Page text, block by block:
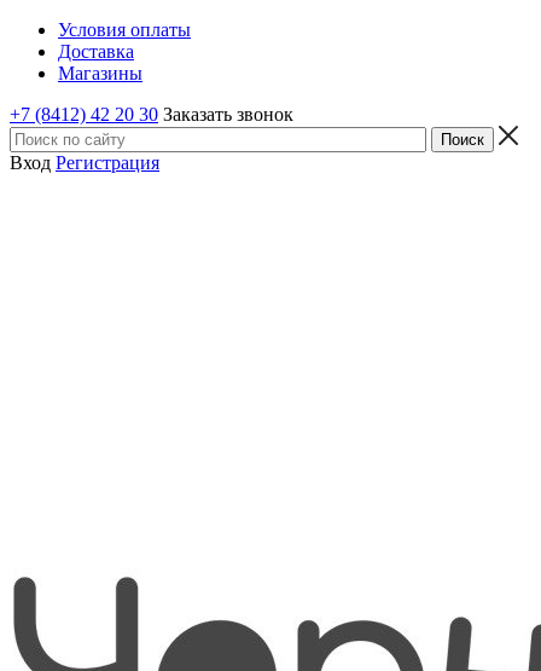
Условия оплаты
Доставка
Магазины
+7 (8412) 42 20 30 Заказать звонок
Вход Регистрация